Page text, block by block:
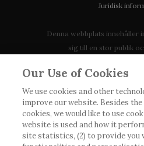
Juridisk
Denna webbplats innehåller
sig till en stor publik
tillgänglig eller giltig i ditt
att vi inte tar något ansvar
eventuellt inte uppfyller
process, förordning,
landet där
Our Use of Cookies
We use cookies and other
improve our website. Besides
cookies, we would like to use
website is used and how it
site statistics, (2) to provide you